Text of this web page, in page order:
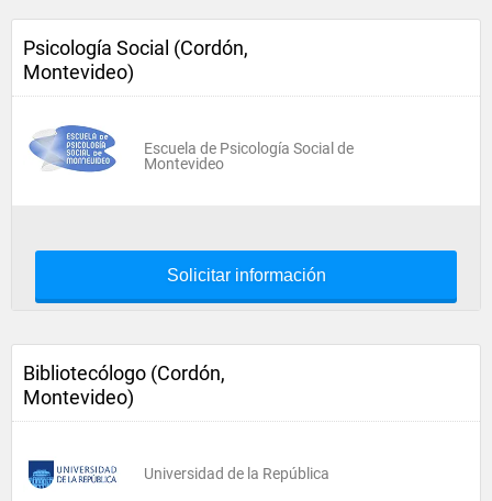
Psicología Social (Cordón,
Montevideo)
Escuela de Psicología Social de
Montevideo
Solicitar información
Bibliotecólogo (Cordón,
Montevideo)
Universidad de la República